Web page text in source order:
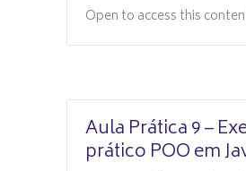
Open to access this
Aula Prática 9 –
prático POO em